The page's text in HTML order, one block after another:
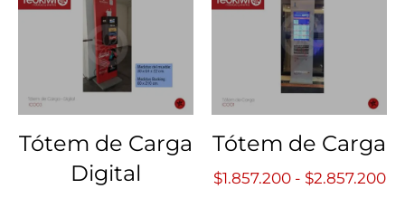
Tótem de Carga
Digital
Tótem de Carga
$1.857.200 - $2.857.200